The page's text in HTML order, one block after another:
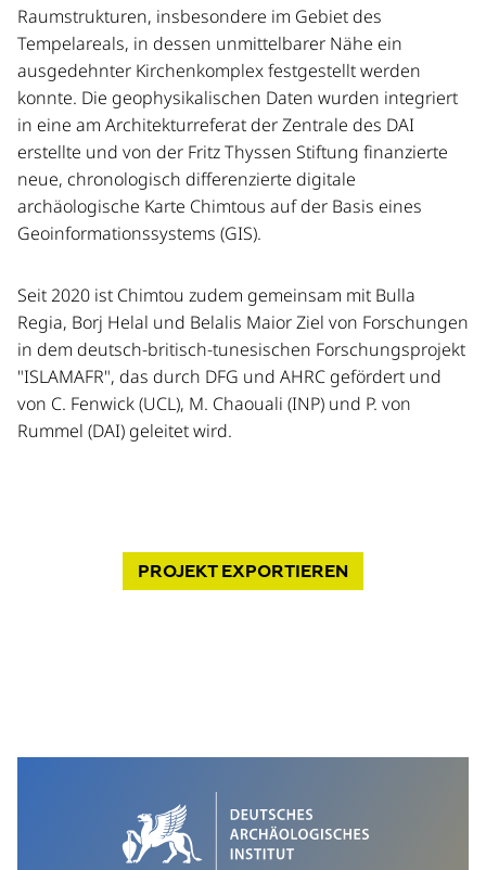
Raumstrukturen, insbesondere im Gebiet des
Tempelareals, in dessen unmittelbarer Nähe ein
ausgedehnter Kirchenkomplex festgestellt werden
konnte. Die geophysikalischen Daten wurden integriert
in eine am Architekturreferat der Zentrale des DAI
erstellte und von der Fritz Thyssen Stiftung finanzierte
neue, chronologisch differenzierte digitale
archäologische Karte Chimtous auf der Basis eines
Geoinformationssystems (GIS).
Seit 2020 ist Chimtou zudem gemeinsam mit Bulla
Regia, Borj Helal und Belalis Maior Ziel von Forschungen
in dem deutsch-britisch-tunesischen Forschungsprojekt
"ISLAMAFR", das durch DFG und AHRC gefördert und
von C. Fenwick (UCL), M. Chaouali (INP) und P. von
Rummel (DAI) geleitet wird.
PROJEKTEXPORTIEREN